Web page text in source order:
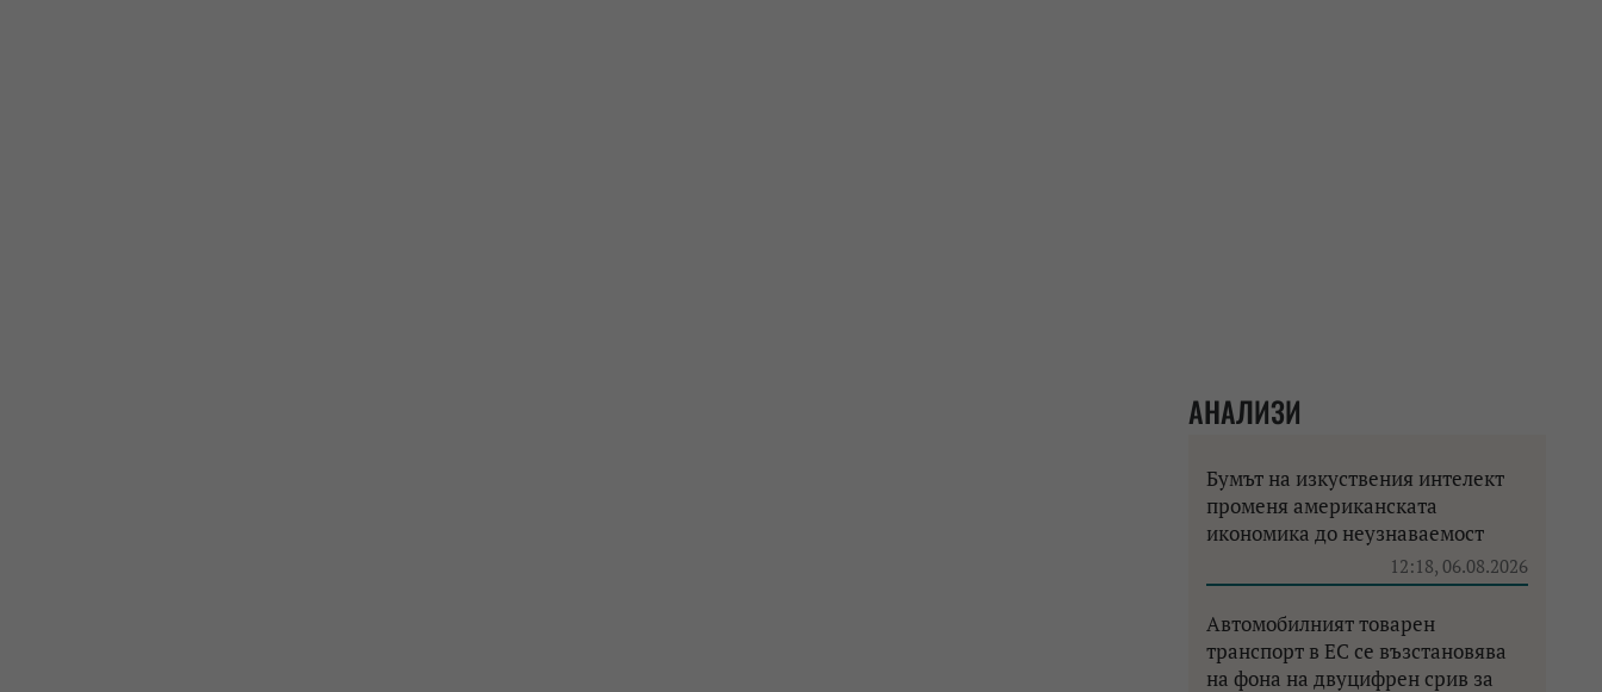
АНАЛИЗИ
Бумът на изкуствения интелект
променя американската
икономика до неузнаваемост
12:18, 06.08.2026
Автомобилният товарен
транспорт в ЕС се възстановява
на фона на двуцифрен срив за